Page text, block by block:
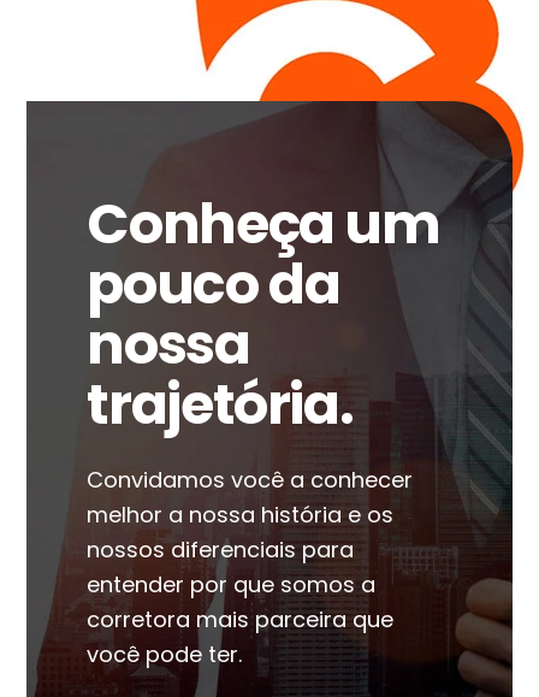
Conheça um
pouco da
nossa
trajetória.
Convidamos você a conhecer
melhor a nossa história e os
nossos diferenciais para
entender por que somos a
corretora mais parceira que
você pode ter.